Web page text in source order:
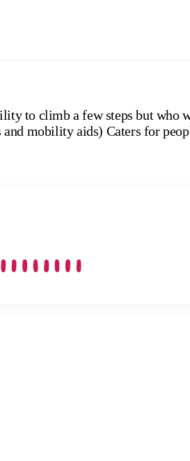
to climb a few steps but who
mobility aids) Caters for